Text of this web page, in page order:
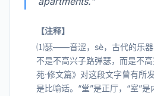
【注释】
⑴瑟——音涩，sè，古代的乐器
不是不高兴子路弹瑟，而是不
苑·修文篇》对这段文字曾有
是比喻话。“堂”是正厅，“室”是